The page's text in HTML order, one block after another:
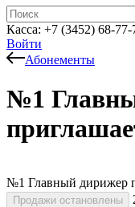
Касса: +7 (3452) 68-77-
Войти
Абонементы
№1
№1 Главный дирижер
Продажи остановлены